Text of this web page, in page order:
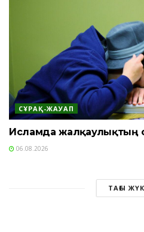
СҰРАҚ-ЖАУАП
Исламда жалқаулықтың
06.08.2026
ТАҒЫ